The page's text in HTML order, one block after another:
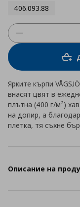
406.093.88
Ярките кърпи
внасят цвят в
плътна (400 г/м²)
на допир, а
плетка, тя съхне
Описание на